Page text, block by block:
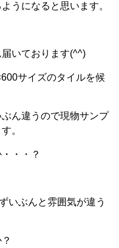
うになると思います。
いております(^^)
サイズのタイルを候
ん違うので現物サンプ
。
・・？
いぶんと雰囲気が違う